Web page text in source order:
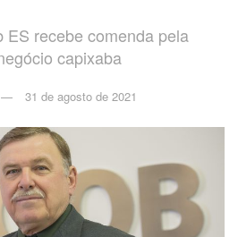
ES recebe comenda pela
capixaba
31 de agosto de 2021